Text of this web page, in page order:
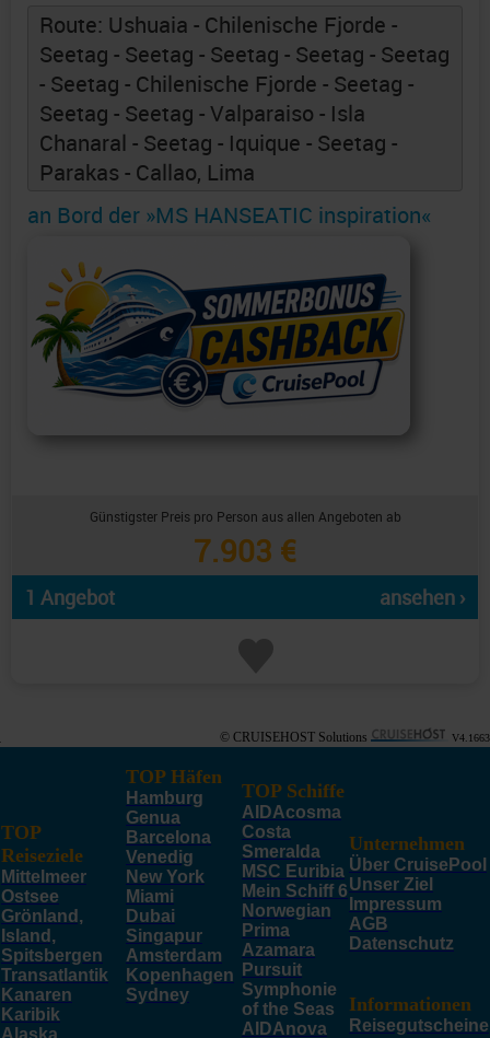
Route: Ushuaia - Chilenische Fjorde -
Seetag - Seetag - Seetag - Seetag - Seetag
- Seetag - Chilenische Fjorde - Seetag -
Seetag - Seetag - Valparaiso - Isla
Chanaral - Seetag - Iquique - Seetag -
Parakas - Callao, Lima
an Bord der »MS HANSEATIC inspiration«
Günstigster Preis pro Person aus allen Angeboten ab
7.903 €
1 Angebot ansehen ›
© CRUISEHOST Solutions V4.1663
TOP
Reiseziele
Mittelmeer
Ostsee
Grönland,
Island,
Spitsbergen
Transatlantik
Kanaren
Karibik
TOP Häfen
Hamburg
Genua
Barcelona
Venedig
New York
Miami
Dubai
Singapur
Amsterdam
Kopenhagen
Sydney
TOP Schiffe
AIDAcosma
Costa
Smeralda
MSC Euribia
Mein Schiff 6
Norwegian
Prima
Azamara
Pursuit
Symphonie
of the Seas
AIDAnova
Unternehmen
Über CruisePool
Unser Ziel
Impressum
AGB
Datenschutz
Informationen
Reisegutscheine